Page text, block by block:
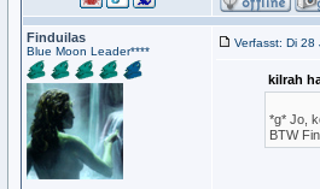
Finduilas
Blue Moon Leader****
Verfasst: Di
kilrah
*g* Jo,
BTW